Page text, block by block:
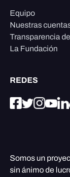
Equipo
Nuestras
Transparencia
La Fundación
REDES
Somos un
sin ánimo de